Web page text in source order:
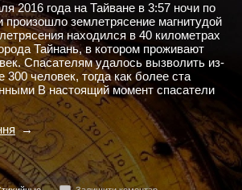
2016 года на Тайване в 3:57 ночи по
произошло землетрясение магнитудой
находился в 40 километрах
Тайнань, в котором проживают
Спасателям удалось вызволить из-
300 человек, тогда как более ста
В настоящий момент спасатели
"ЗЕМЛЕТРЯСЕНИЕ
НА
ТАЙВАНЕ"